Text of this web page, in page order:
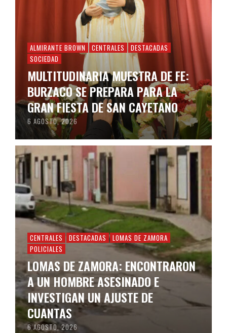
ALMIRANTE BROWN CENTRALES
DESTACADAS
SOCIEDAD
MULTITUDINARIA MUESTRA DE FE:
BURZACO SE PREPARA PARA LA
GRAN FIESTA DE SAN CAYETANO
6 AGOSTO, 2026
CENTRALES DESTACADAS
LOMAS DE ZAMORA
POLICIALES
LOMAS DE ZAMORA: ENCONTRARON
A UN HOMBRE ASESINADO E
INVESTIGAN UN AJUSTE DE
CUANTAS
6 AGOSTO, 2026